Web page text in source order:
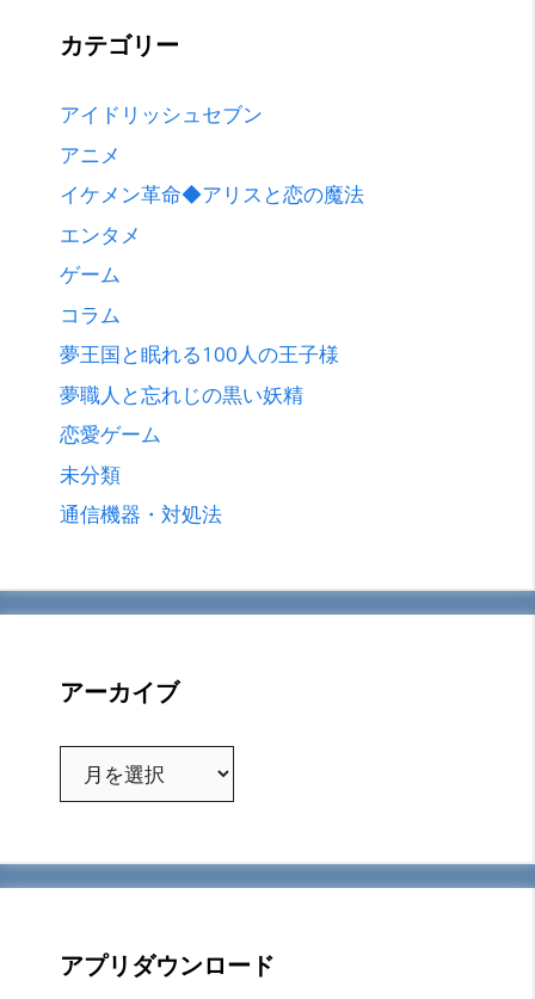
カテゴリー
アイドリッシュセブン
アニメ
イケメン革命◆アリスと恋の魔法
エンタメ
ゲーム
コラム
夢王国と眠れる100人の王子様
夢職人と忘れじの黒い妖精
恋愛ゲーム
未分類
通信機器・対処法
アーカイブ
アプリダウンロード